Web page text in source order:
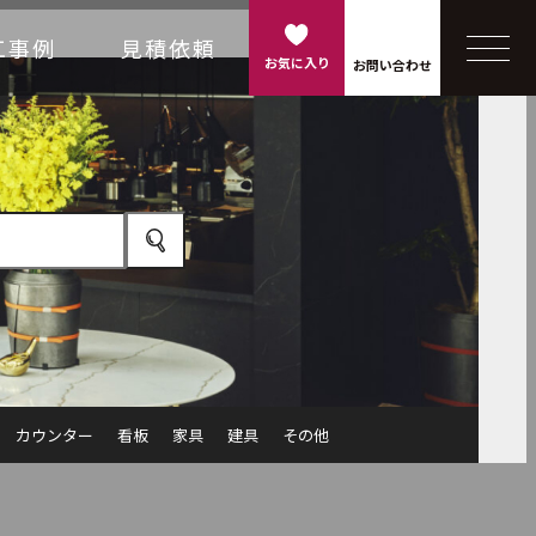
例 見積依頼
お気に入り お問い合わせ
カウンター 看板 家具 建具 その他